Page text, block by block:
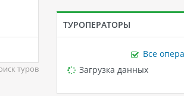
туров
ТУРОПЕРАТОРЫ
Все
Loading...
Загрузка данных